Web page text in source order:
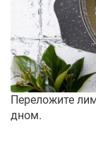
Переложите
дном.